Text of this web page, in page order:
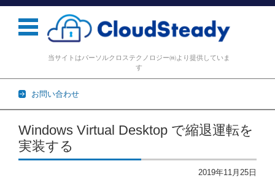
当サイトはパーソルクロステクノロジー㈱より提供していま
す
お問い合わせ
コンテンツに移動
Windows Virtual Desktop で縮退運転を
実装する
2019年11月25日